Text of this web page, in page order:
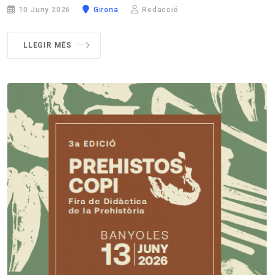
10 Juny 2026 Girona Redacció
LLEGIR MÉS